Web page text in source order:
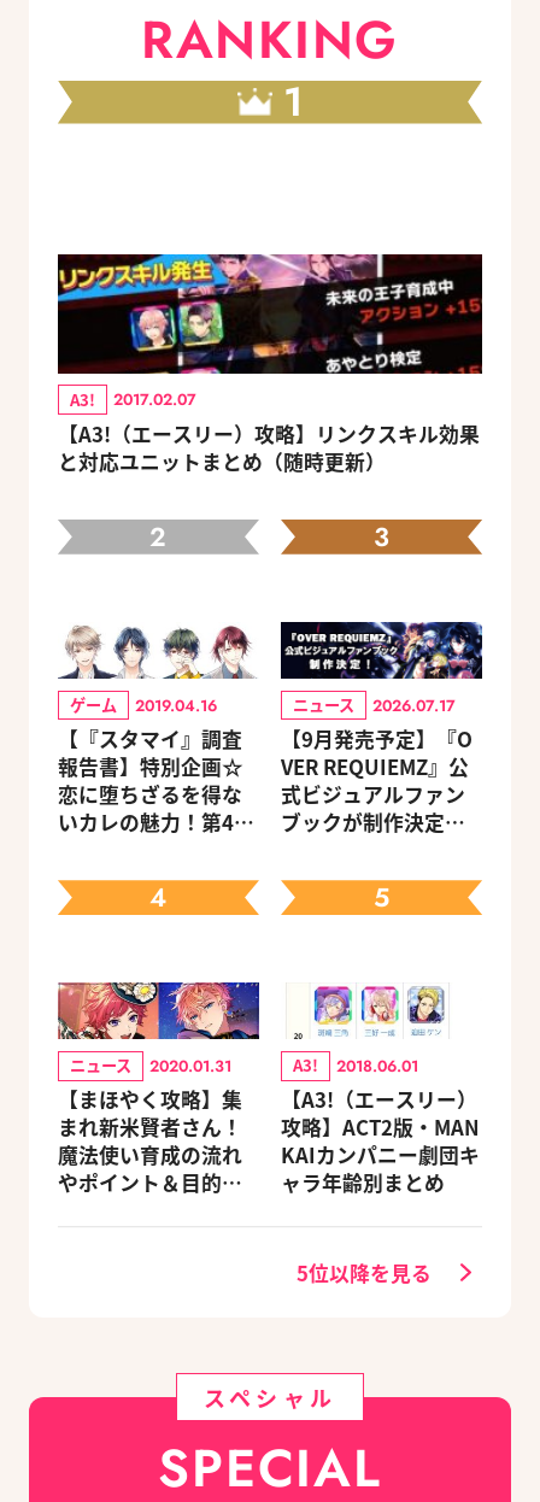
RANKING
1
A3! 2017.02.07
【A3!（エースリー）攻略】リンクスキル効果
と対応ユニットまとめ（随時更新）
2
ゲーム 2019.04.16
【『スタマイ』調査
報告書】特別企画☆
恋に堕ちざるを得な
いカレの魅力！第4
3
ニュース 2026.07.17
【9月発売予定】『O
VER REQUIEMZ』公
式ビジュアルファン
ブックが制作決定！
る豪華グッズ付き限
定セットも同時発売
4
ニュース 2020.01.31
【まほやく攻略】集
まれ新米賢者さん！
魔法使い育成の流れ
やポイント＆目的別
5
A3! 2018.06.01
【A3!（エースリー）
攻略】ACT2版・MAN
KAIカンパニー劇団キ
ャラ年齢別まとめ
5位以降を見る
スペシャル
SPECIAL